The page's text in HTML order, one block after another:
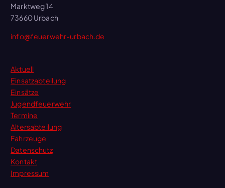
Marktweg 14
73660 Urbach
info@feuerwehr-urbach.de
Aktuell
Einsatzabteilung
Einsätze
Jugendfeuerwehr
Termine
Altersabteilung
Fahrzeuge
Datenschutz
Kontakt
Impressum